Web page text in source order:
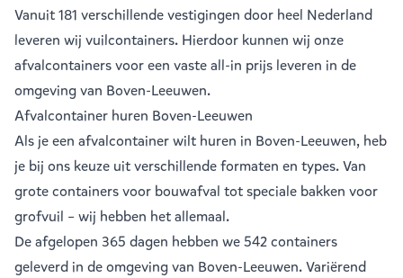
Vanuit181 verschillende vestigingen door heel Nederland
leveren wij vuilcontainers. Hierdoor kunnen wij onze
afvalcontainers voor een vaste all-in prijs leveren in de
omgeving van Boven-Leeuwen.
Afvalcontainer huren Boven-Leeuwen
Als je een afvalcontainerwilt huren in Boven-Leeuwen, heb
je bij ons keuze uit verschillende formaten en types. Van
grote containers voor bouwafval tot speciale bakken voor
grofvuil – wij hebben het allemaal.
De afgelopen 365 dagen hebben we 542 containers
geleverd in de omgeving van Boven-Leeuwen. Variërend